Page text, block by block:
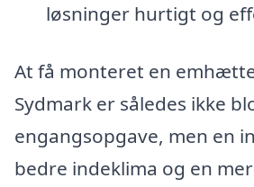
løsninger hurtigt og
At få monteret en
Sydmark er således ikke
engangsopgave, men en
bedre indeklima og en